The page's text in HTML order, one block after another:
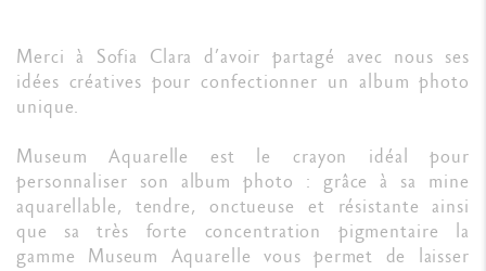
Merci à Sofia Clara d’avoir partagé avec nous ses
idées créatives pour confectionner un album photo
unique.
Museum Aquarelle est le crayon idéal pour
personnaliser son album photo : grâce à sa mine
aquarellable, tendre, onctueuse et résistante ainsi
que sa très forte concentration pigmentaire la
gamme Museum Aquarelle vous permet de laisser